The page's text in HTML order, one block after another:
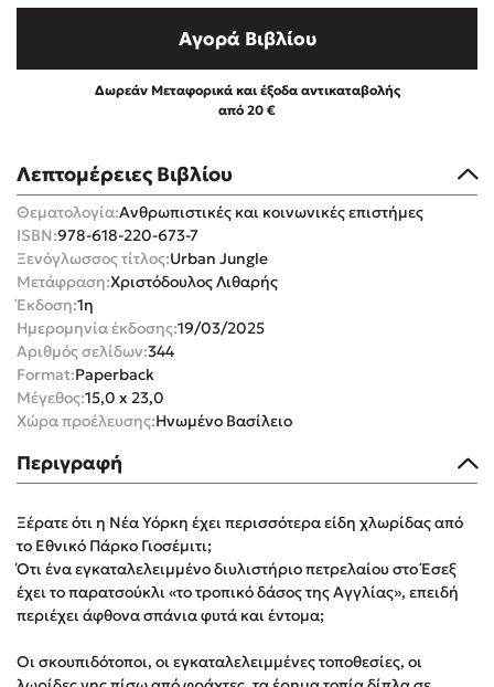
Πάνω, κάτω, μπροστά, πίσω
Mel Robbins
Η μέθοδος Αφήστε τους
Δημοφιλείς Συγγραφείς
Παύλος Καστανάς
Στέφανος Ξενάκης
Sebastian Fitzek
Freida McFadden
Κατρίνα Τσάνταλη
Lucinda Riley
Λεπτομέρειες Βιβλίου
Θεματολογία:Ανθρωπιστικές και κοινωνικές επιστήμες
ISBN:978-618-220-673-7
Ξενόγλωσσος τίτλος:Urban Jungle
Μετάφραση:Χριστόδουλος Λιθαρής
Έκδοση:1η
Ημερομηνία έκδοσης:19/03/2025
Αριθμός σελίδων:344
Format:Paperback
Μέγεθος:15,0 x 23,0
Χώρα προέλευσης:Ηνωμένο Βασίλειο
Αγορά Βιβλίου
Δωρεάν Μεταφορικά και έξοδα αντικαταβολής
από 20 €
Περιγραφή
Ξέρατε ότι η Νέα Υόρκη έχει περισσότερα είδη χλωρίδας από
το Εθνικό Πάρκο Γιοσέμιτι;
Ότι ένα εγκαταλελειμμένο διυλιστήριο πετρελαίου στο Έσεξ
έχει το παρατσούκλι «το τροπικό δάσος της Αγγλίας», επειδή
περιέχει άφθονα σπάνια φυτά και έντομα;
Οι σκουπιδότοποι, οι εγκαταλελειμμένες τοποθεσίες, οι